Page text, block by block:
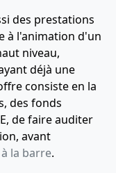
des prestations
à l'animation d'un
niveau,
déjà une
consiste en la
des fonds
de faire auditer
avant
la barre.